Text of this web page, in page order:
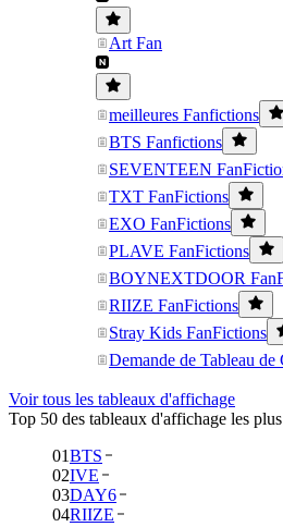
Art Fan
meilleures Fanfictions
BTS Fanfictions
SEVENTEEN
TXT FanFictions
EXO FanFictions
PLAVE FanFictions
BOYNEXTDOOR
RIIZE FanFictions
Stray Kids FanFictions
Demande de Tableau de
Voir tous les tableaux d'affichage
Top 50 des tableaux d'affichage les
01BTS
02IVE
03DAY6
04RIIZE